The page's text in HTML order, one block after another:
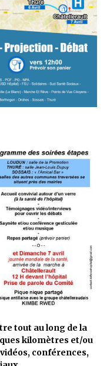
tout au long de la
kilomètres et/ou
conférences,